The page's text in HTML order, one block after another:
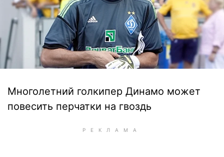
Многолетний голкипер Динамо может
повесить перчатки на гвоздь